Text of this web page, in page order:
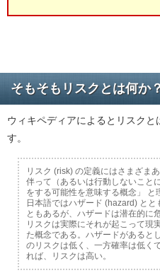
そもそもリスクとは何か
ウィキペディアによるとリスク
す。
リスク (risk) の定義にはさまざま
伴って（あるいは行動しないこと
をする可能性を意味する概念」 と
日本語ではハザード (hazard) と
ともあるが、ハザードは潜在的に
リスクは実際にそれが起こって現
た概念である。ハザードがあると
のリスクは低く、一方確率は低く
れば、リスクは高い。